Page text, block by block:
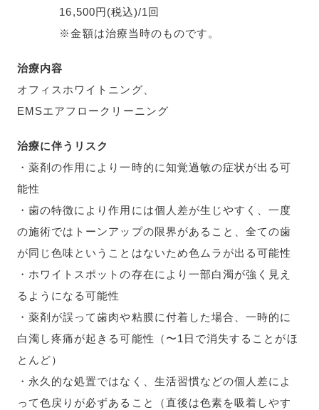
16,500円(税込)/1回
※金額は治療当時のものです。
治療内容
オフィスホワイトニング、
EMSエアフロークリーニング
治療に伴うリスク
・薬剤の作用により一時的に知覚過敏の症状が出る可
能性
・歯の特徴により作用には個人差が生じやすく、一度
の施術ではトーンアップの限界があること、全ての歯
が同じ色味ということはないため色ムラが出る可能性
・ホワイトスポットの存在により一部白濁が強く見え
るようになる可能性
・薬剤が誤って歯肉や粘膜に付着した場合、一時的に
白濁し疼痛が起きる可能性（〜1日で消失することがほ
とんど）
・永久的な処置ではなく、生活習慣などの個人差によ
って色戻りが必ずあること（直後は色素を吸着しやす